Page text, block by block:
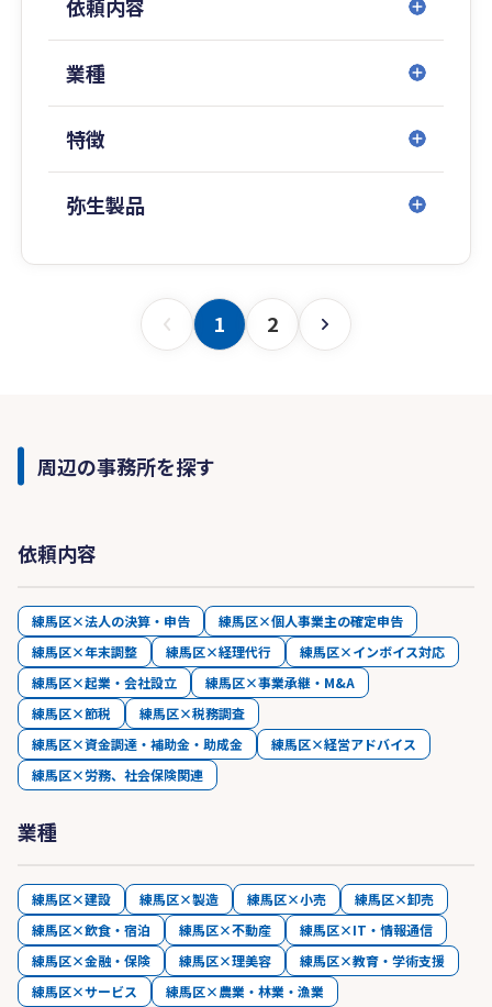
依頼内容
業種
特徴
弥生製品
1 2
周辺の事務所を探す
依頼内容
練馬区×法人の決算・申告
練馬区×個人事業主の確定申告
練馬区×年末調整
練馬区×経理代行
練馬区×インボイス対応
練馬区×起業・会社設立
練馬区×事業承継・M&A
練馬区×節税
練馬区×税務調査
練馬区×資金調達・補助金・助成金
練馬区×経営アドバイス
練馬区×労務、社会保険関連
業種
練馬区×建設 練馬区×製造 練馬区×小売
練馬区×卸売
練馬区×飲食・宿泊
練馬区×不動産
練馬区×IT・情報通信
練馬区×金融・保険
練馬区×理美容
練馬区×教育・学術支援
練馬区×サービス
練馬区×農業・林業・漁業